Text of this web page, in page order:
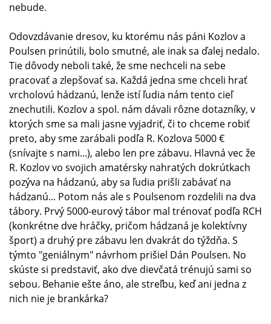
nebude.
Odovzdávanie dresov, ku ktorému nás páni Kozlov a
Poulsen prinútili, bolo smutné, ale inak sa ďalej nedalo.
Tie dôvody neboli také, že sme nechceli na sebe
pracovať a zlepšovať sa. Každá jedna sme chceli hrať
vrcholovú hádzanú, lenže istí ľudia nám tento cieľ
znechutili. Kozlov a spol. nám dávali rôzne dotazníky, v
ktorých sme sa mali jasne vyjadriť, či to chceme robiť
preto, aby sme zarábali podľa R. Kozlova 5000 €
(snívajte s nami...), alebo len pre zábavu. Hlavná vec že
R. Kozlov vo svojich amatérsky nahratých dokrútkach
pozýva na hádzanú, aby sa ľudia prišli zabávať na
hádzanú... Potom nás ale s Poulsenom rozdelili na dva
tábory. Prvý 5000-eurový tábor mal trénovať podľa RCH
(konkrétne dve hráčky, pričom hádzaná je kolektívny
šport) a druhý pre zábavu len dvakrát do týždňa. S
týmto "geniálnym" návrhom prišiel Dán Poulsen. No
skúste si predstaviť, ako dve dievčatá trénujú sami so
sebou. Behanie ešte áno, ale streľbu, keď ani jedna z
nich nie je brankárka?